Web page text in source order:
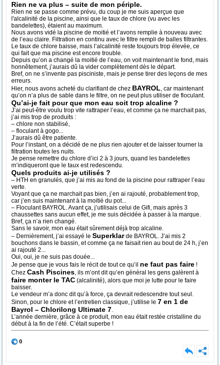
Rien ne va plus – suite de mon périple.
Rien ne se passe comme prévu, du coup je me suis aperçue que
l'alcalinité de la piscine, ainsi que le taux de chlore (vu avec les
bandelettes), étaient au maximum.
Nous avons vidé la piscine de moitié et l’avons remplie à nouveau avec
de l’eau claire. Filtration en continu avec le filtre rempli de balles filtrantes.
Le taux de chlore baisse, mais l’alcalinité reste toujours trop élevée, ce
qui fait que ma piscine est encore trouble.
Depuis qu’on a changé la moitié de l’eau, on voit maintenant le fond, mais
honnêtement, j’aurais dû la vider complètement dès le départ.
Bref, on ne s’invente pas pisciniste, mais je pense tirer des leçons de mes
erreurs.
Hier, nous avons acheté du clarifiant de chez BAYROL, car maintenant
qu’on n’a plus de sable dans le filtre, on ne peut plus utiliser de floculant.
Qu’ai-je fait pour que mon eau soit trop alcaline ?
J’ai peut-être voulu trop vite rattraper l’eau, et comme ça ne marchait pas,
j’ai mis trop de produits :
– chlore non stabilisé,
– floculant à gogo...
J’aurais dû être patiente.
Pour l’instant, on a décidé de ne plus rien ajouter et de laisser tourner la
filtration toutes les nuits.
Je pense remettre du chlore d’ici 2 à 3 jours, quand les bandelettes
m’indiqueront que le taux est redescendu.
Quels produits ai-je utilisés ?
– HTH en granulés, que j’ai mis au fond de la piscine pour rattraper l’eau
verte.
Voyant que ça ne marchait pas bien, j’en ai rajouté, probablement trop,
car j’en suis maintenant à la moitié du pot...
– Floculant BAYROL. Avant ça, j’utilisais celui de Gifi, mais après 3
chaussettes sans aucun effet, je me suis décidée à passer à la marque.
Bref, ça n’a rien changé.
Sans le savoir, mon eau était sûrement déjà trop alcaline.
– Dernièrement, j’ai essayé le Superklarde BAYROL. J’ai mis 2
bouchons dans le bassin, et comme ça ne faisait rien au bout de 24 h, j’en
ai rajouté 2...
Oui, oui, je ne suis pas douée...
Je pense que je vous fais le récit de tout ce qu’il ne faut pas faire !
Chez Cash Piscines, ils m’ont dit qu’en général les gens galèrent à
faire monter le TAC (alcalinité), alors que moi je lutte pour le faire
baisser.
Le vendeur m’a donc dit qu’à force, ça devrait redescendre tout seul.
Sinon, pour le chlore et l’entretien classique, j’utilise le 7 en 1 de
Bayrol – Chlorilong Ultimate 7.
L’année dernière, grâce à ce produit, mon eau était restée cristalline du
début à la fin de l’été. C’était superbe !
0